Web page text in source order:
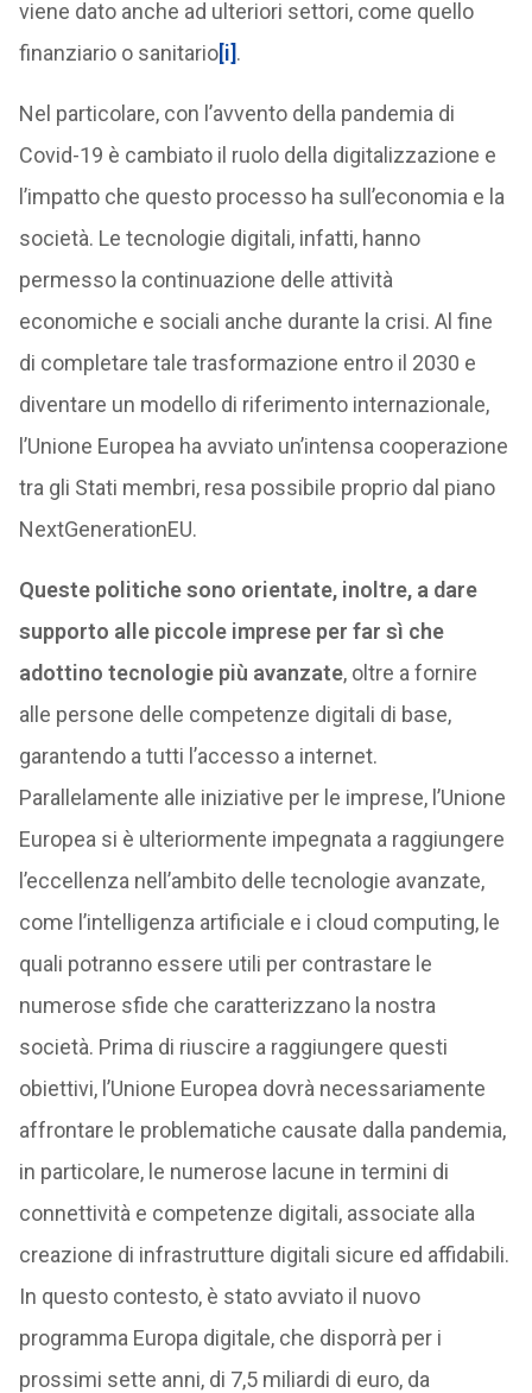
viene dato anche ad ulteriori settori, come quello
finanziario o sanitario[i].
Nel particolare, con l’avvento della pandemia di
Covid-19 è cambiato il ruolo della digitalizzazione e
l’impatto che questo processo ha sull’economia e la
società. Le tecnologie digitali, infatti, hanno
permesso la continuazione delle attività
economiche e sociali anche durante la crisi. Al fine
di completare tale trasformazione entro il 2030 e
diventare un modello di riferimento internazionale,
l’Unione Europea ha avviato un’intensa cooperazione
tra gli Stati membri, resa possibile proprio dal piano
NextGenerationEU.
Queste politiche sono orientate, inoltre, a dare
supporto alle piccole imprese per far sì che
adottino tecnologie più avanzate, oltre a fornire
alle persone delle competenze digitali di base,
garantendo a tutti l’accesso a internet.
Parallelamente alle iniziative per le imprese, l’Unione
Europea si è ulteriormente impegnata a raggiungere
l’eccellenza nell’ambito delle tecnologie avanzate,
come l’intelligenza artificiale e i cloud computing, le
quali potranno essere utili per contrastare le
numerose sfide che caratterizzano la nostra
società. Prima di riuscire a raggiungere questi
obiettivi, l’Unione Europea dovrà necessariamente
affrontare le problematiche causate dalla pandemia,
in particolare, le numerose lacune in termini di
connettività e competenze digitali, associate alla
creazione di infrastrutture digitali sicure ed affidabili.
In questo contesto, è stato avviato il nuovo
programma Europa digitale, che disporrà per i
prossimi sette anni, di 7,5 miliardi di euro, da